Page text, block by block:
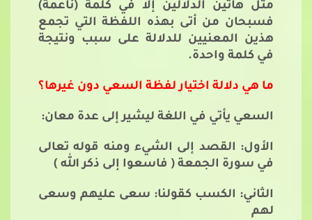
مثل هاتين الدلالين إلا في كلمة (ناعمة)
فسبحان من أتى بهذه اللفظة التي تجمع
هذين المعنيين للدلالة على سبب ونتيجة
في كلمة واحدة.
ما هي دلالة اختيار لفظة السعي دون غيرها؟
السعي يأتي في اللغة ليشير إلى عدة معان:
الأول: القصد إلى الشيء ومنه قوله تعالى
في سورة الجمعة ( فاسعوا إلى ذكر الله )
الثاني: الكسب كقولنا: سعى عليهم وسعى
لهم